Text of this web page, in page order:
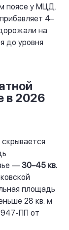
поясе у МЦД.
4–
на
до уровня
в 2026
— 30–45 кв.
площадь
28 кв. м
ПП от